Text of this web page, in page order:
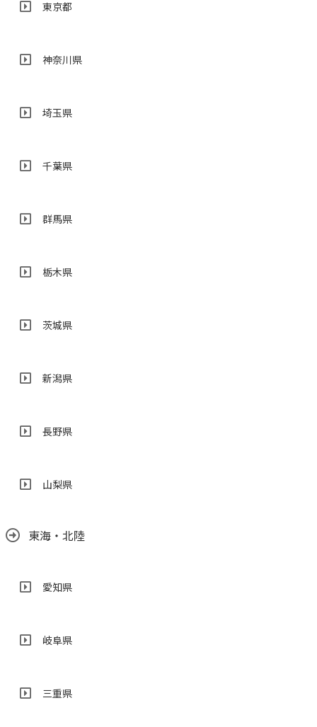
東京都
神奈川県
埼玉県
千葉県
群馬県
栃木県
茨城県
新潟県
長野県
山梨県
東海・北陸
愛知県
岐阜県
三重県